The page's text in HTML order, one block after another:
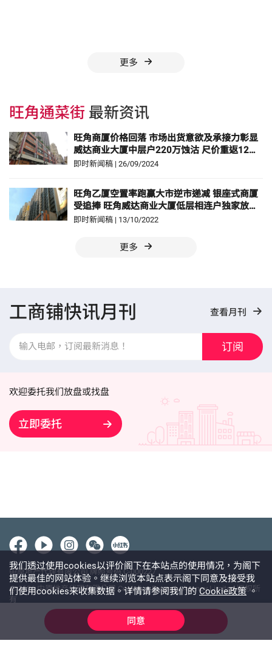
更多
旺角通菜街 最新资讯
旺角商厦价格回落 市场出货意欲及承接力彰显
威达商业大厦中层户220万蚀沽 尺价重返12年
前水平
即时新闻稿 |26/09/2024
旺角乙厦空置率跑赢大市逆市递减 银座式商厦
受追捧 旺角威达商业大厦低层相连户独家放售
意向价约1,138万元
即时新闻稿 | 13/10/2022
更多
线上查询
工商铺快讯月刊 查看月刊
订阅
欢迎委托我们放盘或找盘
立即委托
中原地产代理有限公司 牌照号码 C-000227
@ 2026 中原地产代理有限公司 Centaline Property Agency Limited 版权所
有
私隐政策声明 免责声明
我们透过使用cookies以评价阁下在本站点的使用情况，为阁下
提供最佳的网站体验。继续浏览本站点表示阁下同意及接受我
们使用cookies来收集数据。详情请参阅我们的Cookie政策。
同意